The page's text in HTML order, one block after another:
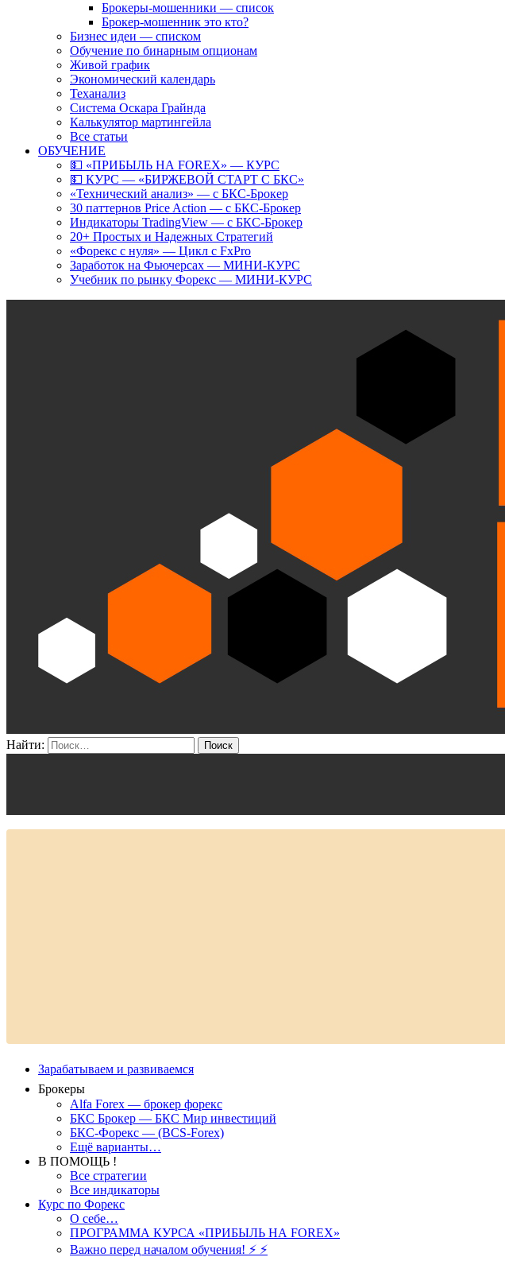
Брокеры-мошенники — список
Брокер-мошенник это кто?
Бизнес идеи — списком
Обучение по бинарным опционам
Живой график
Экономический календарь
Теханализ
Система Оскара Грайнда
Калькулятор мартингейла
Все статьи
ОБУЧЕНИЕ
💵 «ПРИБЫЛЬ НА FOREX» — КУРС
💵 КУРС — «БИРЖЕВОЙ СТАРТ С БКС»
«Технический анализ» — с БКС-Брокер
30 паттернов Price Action — с БКС-Брокер
Индикаторы TradingView — с БКС-Брокер
20+ Простых и Надежных Стратегий
«Форекс с нуля» — Цикл с FxPro
Заработок на Фьючерсах — МИНИ-КУРС
Учебник по рынку Форекс — МИНИ-КУРС
Найти:
Зарабатываем и развиваемся
Брокеры
Alfa Forex — брокер форекс
БКС Брокер — БКС Мир инвестиций
БКС-Форекс — (BCS-Forex)
Ещё варианты…
В ПОМОЩЬ !
Все стратегии
Все индикаторы
Курс по Форекс
О себе…
ПРОГРАММА КУРСА «ПРИБЫЛЬ НА FOREX»
Важно перед началом обучения! ⚡ ⚡